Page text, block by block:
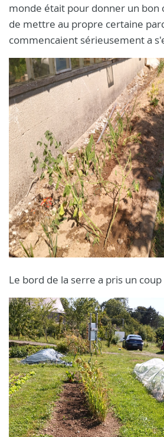
monde était pour donner un bon
de mettre au propre certaine
commencaient sérieusement a
Le bord de la serre a pris un